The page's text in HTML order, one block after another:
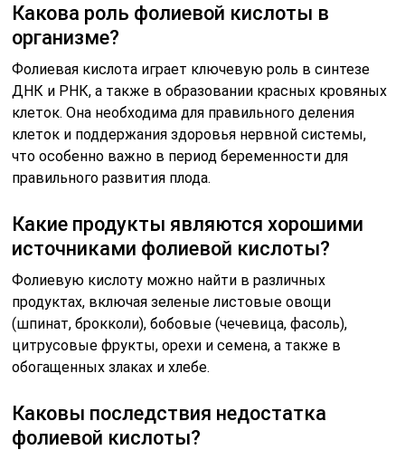
Какова роль фолиевой кислоты в
организме?
Фолиевая кислота играет ключевую роль в синтезе
ДНК и РНК, а также в образовании красных кровяных
клеток. Она необходима для правильного деления
клеток и поддержания здоровья нервной системы,
что особенно важно в период беременности для
правильного развития плода.
Какие продукты являются хорошими
источниками фолиевой кислоты?
Фолиевую кислоту можно найти в различных
продуктах, включая зеленые листовые овощи
(шпинат, брокколи), бобовые (чечевица, фасоль),
цитрусовые фрукты, орехи и семена, а также в
обогащенных злаках и хлебе.
Каковы последствия недостатка
фолиевой кислоты?